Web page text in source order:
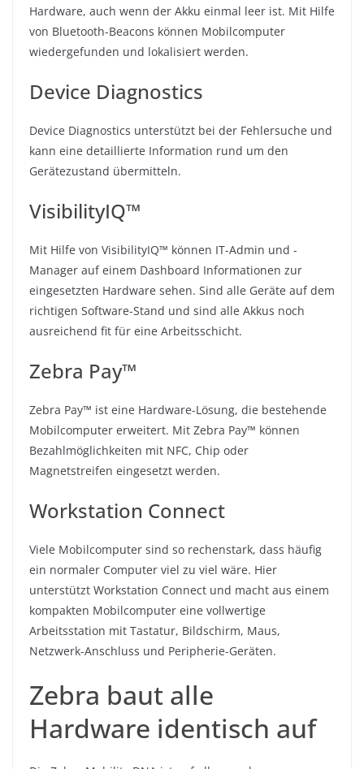
Hardware, auch wenn der Akku einmal leer ist. Mit Hilfe
von Bluetooth-Beacons können Mobilcomputer
wiedergefunden und lokalisiert werden.
Device Diagnostics
Device Diagnostics unterstützt bei der Fehlersuche und
kann eine detaillierte Information rund um den
Gerätezustand übermitteln.
VisibilityIQ™
Mit Hilfe von VisibilityIQ™ können IT-Admin und -
Manager auf einem Dashboard Informationen zur
eingesetzten Hardware sehen. Sind alle Geräte auf dem
richtigen Software-Stand und sind alle Akkus noch
ausreichend fit für eine Arbeitsschicht.
Zebra Pay™
Zebra Pay™ ist eine Hardware-Lösung, die bestehende
Mobilcomputer erweitert. Mit Zebra Pay™ können
Bezahlmöglichkeiten mit NFC, Chip oder
Magnetstreifen eingesetzt werden.
Workstation Connect
Viele Mobilcomputer sind so rechenstark, dass häufig
ein normaler Computer viel zu viel wäre. Hier
unterstützt Workstation Connect und macht aus einem
kompakten Mobilcomputer eine vollwertige
Arbeitsstation mit Tastatur, Bildschirm, Maus,
Netzwerk-Anschluss und Peripherie-Geräten.
Zebra baut alle
Hardware identisch auf